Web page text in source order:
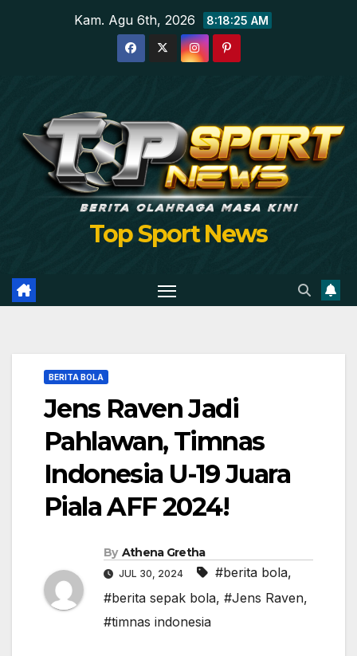
Kam. Agu 6th, 2026 8:18:26 AM
Top Sport News
BERITA BOLA
Jens Raven Jadi
Pahlawan, Timnas
Indonesia U-19 Juara
Piala AFF 2024!
By Athena Gretha
JUL 30, 2024 #berita bola,
#berita sepak bola, #Jens Raven,
#timnas indonesia